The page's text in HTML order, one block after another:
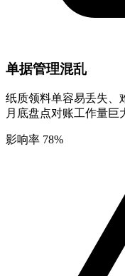
单据管理混乱
纸质领料单容易丢失、
月底盘点对账工作量巨
影响率 78%